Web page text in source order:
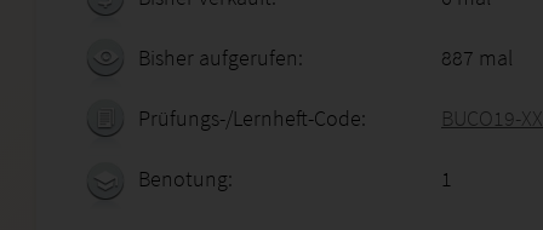
Bisher aufgerufen: 887 mal
Prüfungs-/Lernheft-Code: BUCO19-
Benotung: 1